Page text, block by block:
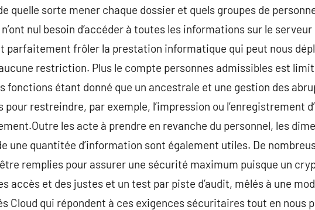
quelle sorte mener chaque dossier et quels groupes de
nul besoin d’accéder à toutes les informations sur le
parfaitement frôler la prestation informatique qui peut nous
restriction. Plus le compte personnes admissibles est
fonctions étant donné que un ancestrale et une gestion des
pour restreindre, par exemple, l’impression ou l’enregistrement
les acte à prendre en revanche du personnel, les
une quantitée d’information sont également utiles. De
remplies pour assurer une sécurité maximum puisque un
accès et des justes et un test par piste d’audit, mêlés à une
Cloud qui répondent à ces exigences sécuritaires tout en nous